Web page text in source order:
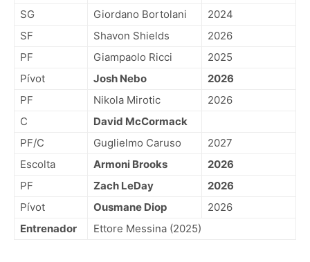
SG
Giordano Bortolani
2024
SF
Shavon Shields
2026
PF
Giampaolo Ricci
2025
Pívot
Josh Nebo
2026
PF
Nikola Mirotic
2026
C
David McCormack
PF/C
Guglielmo Caruso
2027
Escolta
Armoni Brooks
2026
PF
Zach LeDay
2026
Pívot
Ousmane Diop
2026
Entrenador
Ettore Messina (2025)